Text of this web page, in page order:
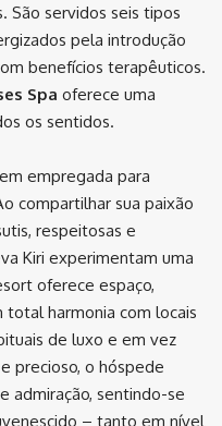
São servidos seis tipos
pela introdução
benefícios terapêuticos.
Spa oferece uma
os sentidos.
empregada para
compartilhar sua paixão
respeitosas e
Kiri experimentam uma
oferece espaço,
harmonia com locais
de luxo e em vez
precioso, o hóspede
admiração, sentindo-se
– tanto em nível